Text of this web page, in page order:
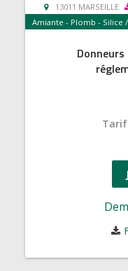
13011 MARSEILLE
Amiante - Plomb - Silice
Tarif